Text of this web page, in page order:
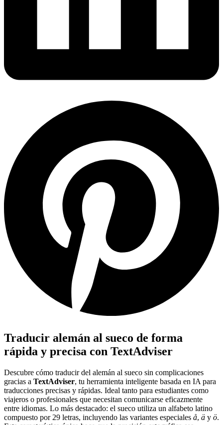
Traducir alemán al sueco de forma
rápida y precisa con TextAdviser
Descubre cómo traducir del alemán al sueco sin complicaciones
gracias a TextAdviser, tu herramienta inteligente basada en IA para
traducciones precisas y rápidas. Ideal tanto para estudiantes como
viajeros o profesionales que necesitan comunicarse eficazmente
entre idiomas. Lo más destacado: el sueco utiliza un alfabeto latino
compuesto por 29 letras, incluyendo las variantes especiales å, ä y ö.